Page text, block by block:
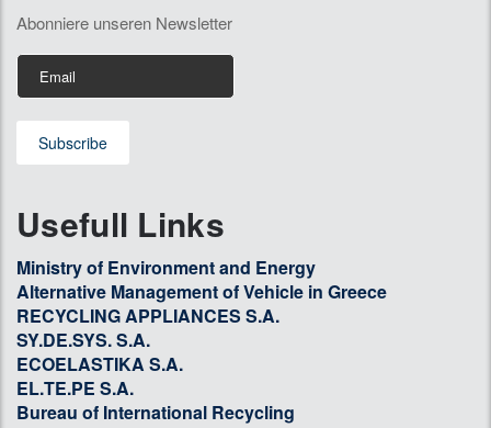
Abonniere unseren Newsletter
Usefull Links
Ministry of Environment and Energy
Alternative Management of Vehicle in Greece
RECYCLING APPLIANCES S.A.
SY.DE.SYS. S.A.
ECOELASTIKA S.A.
EL.TE.PE S.A.
Bureau of International Recycling